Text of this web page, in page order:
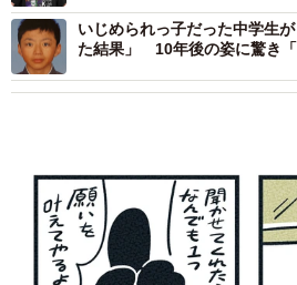
いじめられっ子だった中学生
た結果」 10年後の姿に驚き